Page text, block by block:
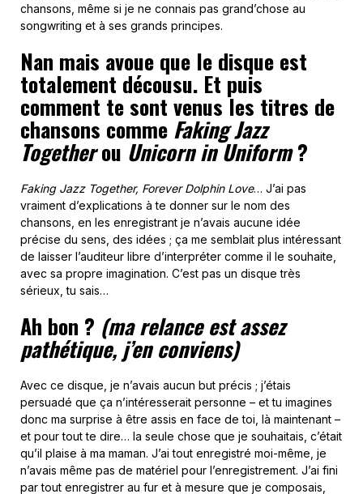
chansons, même si je ne connais pas grand’chose au
songwriting et à ses grands principes.
Nan mais avoue que le disque est
totalement décousu. Et puis
comment te sont venus les titres de
chansons comme Faking Jazz
Togetherou Unicorn in Uniform?
Faking Jazz Together, Forever Dolphin Love… J’ai pas
vraiment d’explications à te donner sur le nom des
chansons, en les enregistrant je n’avais aucune idée
précise du sens, des idées ; ça me semblait plus intéressant
de laisser l’auditeur libre d’interpréter comme il le souhaite,
avec sa propre imagination. C’est pas un disque très
sérieux, tu sais…
Ah bon ? (ma relance est assez
pathétique, j’en conviens)
Avec ce disque, je n’avais aucun but précis ; j’étais
persuadé que ça n’intéresserait personne – et tu imagines
donc ma surprise à être assis en face de toi, là maintenant –
et pour tout te dire… la seule chose que je souhaitais, c’était
qu’il plaise à ma maman. J’ai tout enregistré moi-même, je
n’avais même pas de matériel pour l’enregistrement. J’ai fini
par tout enregistrer au fur et à mesure que je composais,